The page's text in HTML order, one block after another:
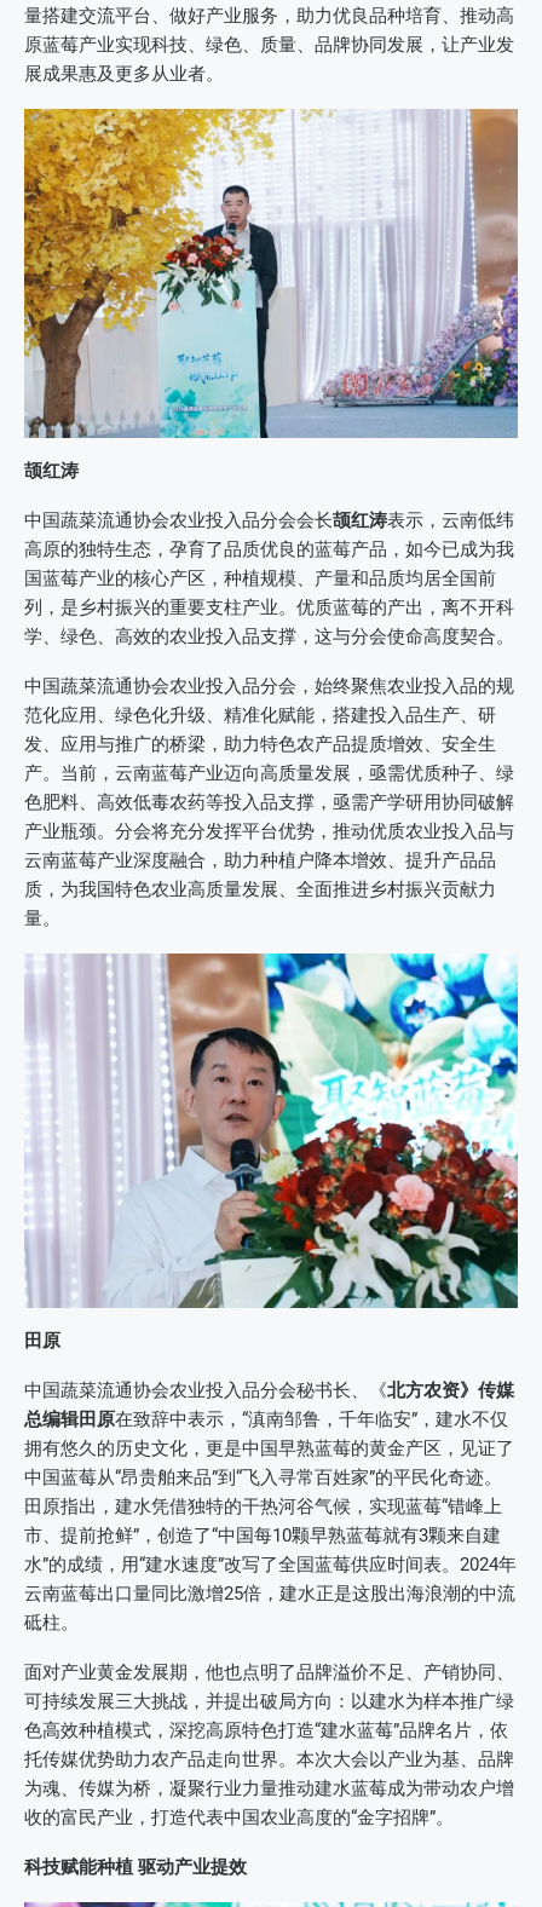
量搭建交流平台、做好产业服务，助力优良品种培育、推动高
原蓝莓产业实现科技、绿色、质量、品牌协同发展，让产业发
展成果惠及更多从业者。
颉红涛
中国蔬菜流通协会农业投入品分会会长颉红涛表示，云南低纬
高原的独特生态，孕育了品质优良的蓝莓产品，如今已成为我
国蓝莓产业的核心产区，种植规模、产量和品质均居全国前
列，是乡村振兴的重要支柱产业。优质蓝莓的产出，离不开科
学、绿色、高效的农业投入品支撑，这与分会使命高度契合。
中国蔬菜流通协会农业投入品分会，始终聚焦农业投入品的规
范化应用、绿色化升级、精准化赋能，搭建投入品生产、研
发、应用与推广的桥梁，助力特色农产品提质增效、安全生
产。当前，云南蓝莓产业迈向高质量发展，亟需优质种子、绿
色肥料、高效低毒农药等投入品支撑，亟需产学研用协同破解
产业瓶颈。分会将充分发挥平台优势，推动优质农业投入品与
云南蓝莓产业深度融合，助力种植户降本增效、提升产品品
质，为我国特色农业高质量发展、全面推进乡村振兴贡献力
量。
田原
中国蔬菜流通协会农业投入品分会秘书长、《北方农资》 传媒
总编辑田原在致辞中表示，“滇南邹鲁，千年临安”，建水不仅
拥有悠久的历史文化，更是中国早熟蓝莓的黄金产区，见证了
中国蓝莓从“昂贵舶来品”到“飞入寻常百姓家”的平民化奇迹。
田原指出，建水凭借独特的干热河谷气候，实现蓝莓“错峰上
市、提前抢鲜”，创造了“中国每10颗早熟蓝莓就有3颗来自建
水”的成绩，用“建水速度”改写了全国蓝莓供应时间表。2024年
云南蓝莓出口量同比激增25倍，建水正是这股出海浪潮的中流
砥柱。
面对产业黄金发展期，他也点明了品牌溢价不足、产销协同、
可持续发展三大挑战，并提出破局方向：以建水为样本推广绿
色高效种植模式，深挖高原特色打造“建水蓝莓”品牌名片，依
托传媒优势助力农产品走向世界。本次大会以产业为基、品牌
为魂、传媒为桥，凝聚行业力量推动建水蓝莓成为带动农户增
收的富民产业，打造代表中国农业高度的“金字招牌”。
科技赋能种植 驱动产业提效